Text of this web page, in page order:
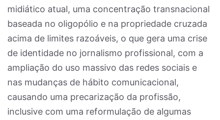
midiático atual, uma concentração transnacional
baseada no oligopólio e na propriedade cruzada
acima de limites razoáveis, o que gera uma crise
de identidade no jornalismo profissional, com a
ampliação do uso massivo das redes sociais e
nas mudanças de hábito comunicacional,
causando uma precarização da profissão,
inclusive com uma reformulação de algumas